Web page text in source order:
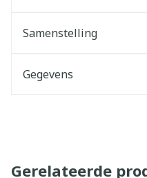
Samenstelling
Gegevens
Gerelateerde